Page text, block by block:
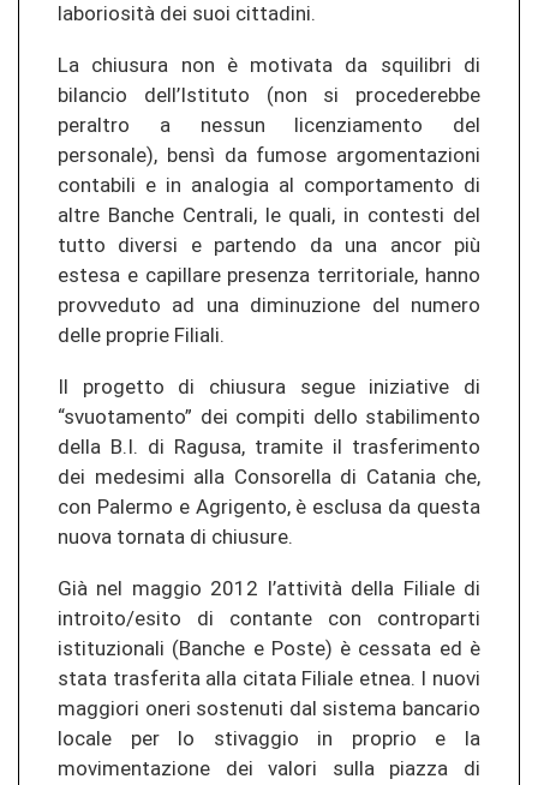
laboriosità dei suoi cittadini.
La chiusura non è motivata da squilibri di
bilancio dell’Istituto (non si procederebbe
peraltro a nessun licenziamento del
personale), bensì da fumose argomentazioni
contabili e in analogia al comportamento di
altre Banche Centrali, le quali, in contesti del
tutto diversi e partendo da una ancor più
estesa e capillare presenza territoriale, hanno
provveduto ad una diminuzione del numero
delle proprie Filiali.
Il progetto di chiusura segue iniziative di
“svuotamento” dei compiti dello stabilimento
della B.I. di Ragusa, tramite il trasferimento
dei medesimi alla Consorella di Catania che,
con Palermo e Agrigento, è esclusa da questa
nuova tornata di chiusure.
Già nel maggio 2012 l’attività della Filiale di
introito/esito di contante con controparti
istituzionali (Banche e Poste) è cessata ed è
stata trasferita alla citata Filiale etnea. I nuovi
maggiori oneri sostenuti dal sistema bancario
locale per lo stivaggio in proprio e la
movimentazione dei valori sulla piazza di